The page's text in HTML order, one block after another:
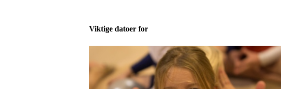
Viktige datoer for